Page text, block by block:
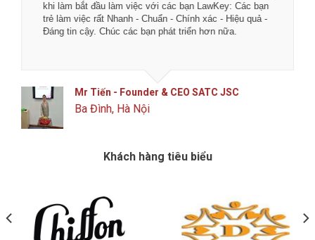
khi làm bắt đầu làm việc với các bạn LawKey: Các bạn
trẻ làm việc rất Nhanh - Chuẩn - Chính xác - Hiệu quả -
Đáng tin cậy. Chúc các bạn phát triển hơn nữa.
Mr Tiến - Founder & CEO SATC JSC
Ba Đình, Hà Nội
Khách hàng tiêu biểu